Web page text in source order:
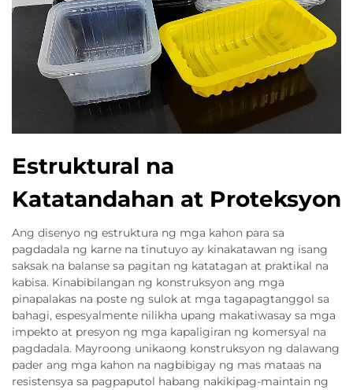
Estruktural na
Katatandahan at Proteksyon
Ang disenyo ng estruktura ng mga kahon para sa
pagdadala ng karne na tinutuyo ay kinakatawan ng isang
saksak na balanse sa pagitan ng katatagan at praktikal na
kabisa. Kinabibilangan ng konstruksyon ang mga
pinapalakas na poste ng sulok at mga tagapagtanggol sa
bahagi, espesyalmente nilikha upang makatiwasay sa mga
impekto at presyon ng mga kapaligiran ng komersyal na
pagdadala. Mayroong unikaong konstruksyon ng dalawang
pader ang mga kahon na nagbibigay ng mas mataas na
resistensya sa pagpaputol habang nakikipag-maintain ng